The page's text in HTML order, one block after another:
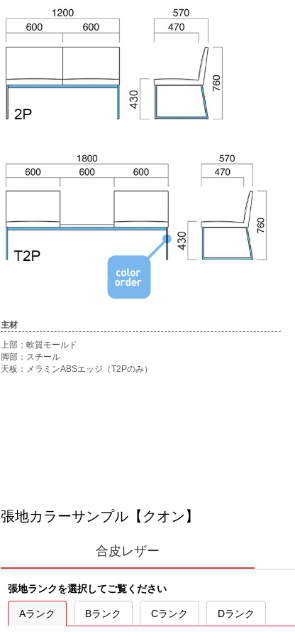
主材
上部：軟質モールド
脚部：スチール
天板：メラミンABSエッジ（T2Pのみ）